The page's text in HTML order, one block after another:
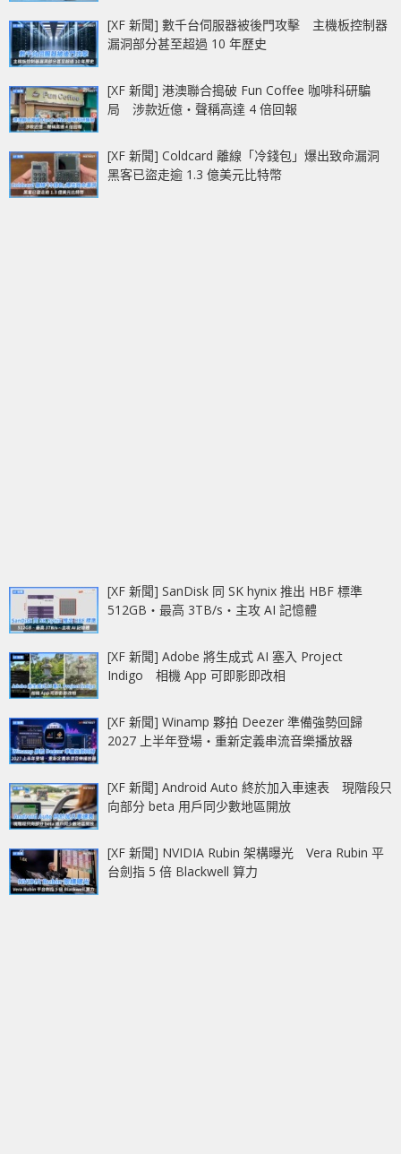
[XF 新聞] 數千台伺服器被後門攻擊 主機板控制器
漏洞部分甚至超過 10 年歷史
[XF 新聞] 港澳聯合搗破 Fun Coffee 咖啡科研騙
局 涉款近億‧聲稱高達 4 倍回報
[XF 新聞] Coldcard 離線「冷錢包」爆出致命漏洞
黑客已盜走逾 1.3 億美元比特幣
[XF 新聞] SanDisk 同 SK hynix 推出 HBF 標準
512GB‧最高 3TB/s‧主攻 AI 記憶體
[XF 新聞] Adobe 將生成式 AI 塞入 Project
Indigo 相機 App 可即影即改相
[XF 新聞] Winamp 夥拍 Deezer 準備強勢回歸
2027 上半年登場‧重新定義串流音樂播放器
[XF 新聞] Android Auto 終於加入車速表 現階段只
向部分 beta 用戶同少數地區開放
[XF 新聞] NVIDIA Rubin 架構曝光 Vera Rubin 平
台劍指 5 倍 Blackwell 算力